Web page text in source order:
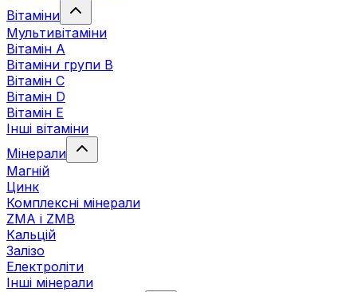
Вітаміни
Мультивітаміни
Вітамін А
Вітаміни групи В
Вітамін C
Вітамін D
Вітамін Е
Інші вітаміни
Мінерали
Магній
Цинк
Комплексні мінерали
ZMA і ZMB
Кальцій
Залізо
Електроліти
Інші мінерали